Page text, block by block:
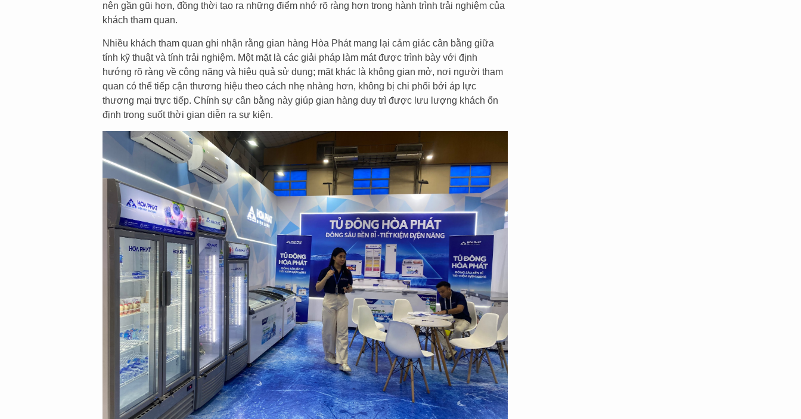
nên gần gũi hơn, đồng thời tạo ra những điểm nhớ rõ ràng hơn trong hành trình trải nghiệm của
khách tham quan.
Nhiều khách tham quan ghi nhận rằng gian hàng Hòa Phát mang lại cảm giác cân bằng giữa
tính kỹ thuật và tính trải nghiệm. Một mặt là các giải pháp làm mát được trình bày với định
hướng rõ ràng về công năng và hiệu quả sử dụng; mặt khác là không gian mở, nơi người tham
quan có thể tiếp cận thương hiệu theo cách nhẹ nhàng hơn, không bị chi phối bởi áp lực
thương mại trực tiếp. Chính sự cân bằng này giúp gian hàng duy trì được lưu lượng khách ổn
định trong suốt thời gian diễn ra sự kiện.